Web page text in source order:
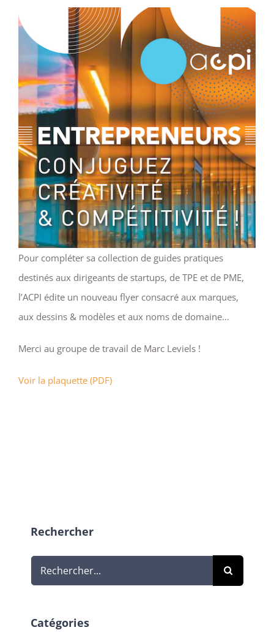
Pour compléter sa collection de guides pratiques
destinés aux dirigeants de startups, de TPE et de PME,
l’ACPI édite un nouveau flyer consacré aux marques,
aux dessins & modèles et aux noms de domaine…
Merci au groupe de travail de Marc Leviels !
Voir la plaquette (PDF)
Rechercher
Rechercher:
Catégories